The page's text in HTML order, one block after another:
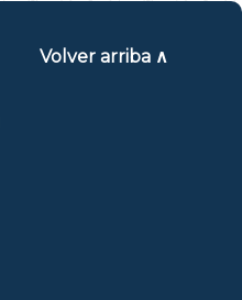
Volver arriba ∧